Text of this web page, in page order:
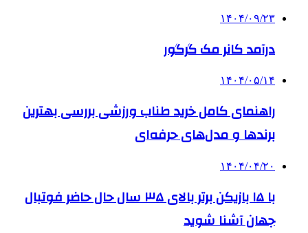
۱۴۰۴/۰۹/۲۳
درآمد کانر مک گرگور
۱۴۰۴/۰۵/۱۴
راهنمای کامل خرید طناب ورزشی بررسی بهترین
برندها و مدل‌های حرفه‌ای
۱۴۰۴/۰۴/۲۰
با ۱۵ بازیکن برتر بالای ۳۵ سال حال حاضر فوتبال
جهان آشنا شوید